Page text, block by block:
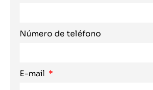
Número de teléfono
E-mail